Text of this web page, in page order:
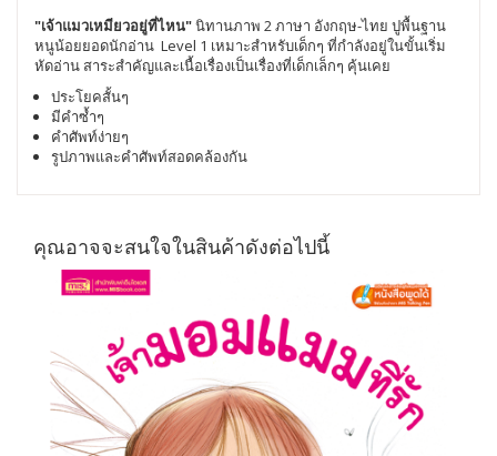
"เจ้าแมวเหมียวอยู่ที่ไหน"นิทานภาพ 2 ภาษา อังกฤษ-ไทย ปูพื้นฐาน
หนูน้อยยอดนักอ่าน Level 1 เหมาะสำหรับเด็กๆ ที่กำลังอยู่ในขั้นเริ่ม
หัดอ่าน สาระสำคัญและเนื้อเรื่องเป็นเรื่องที่เด็กเล็กๆ คุ้นเคย
ประโยคสั้นๆ
มีคำซ้ำๆ
คำศัพท์ง่ายๆ
รูปภาพและคำศัพท์สอดคล้องกัน
คุณอาจจะสนใจในสินค้าดังต่อไปนี้